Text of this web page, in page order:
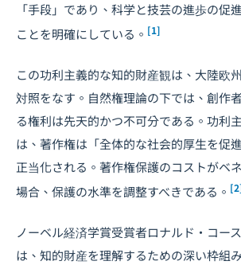
「手段」であり、科学と技芸の進歩の促
ことを明確にしている。 [1]
この功利主義的な知的財産観は、大陸欧
対照をなす。自然権理論の下では、創作
る権利は先天的かつ不可分である。功利
は、著作権は「全体的な社会的厚生を促
正当化される。著作権保護のコストがベ
場合、保護の水準を調整すべきである。
ノーベル経済学賞受賞者ロナルド・コー
は、知的財産を理解するための深い枠組